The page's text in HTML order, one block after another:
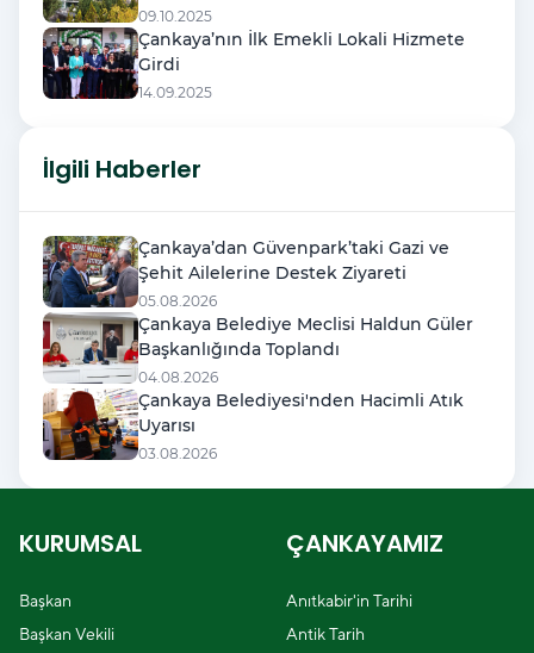
09.10.2025
Çankaya’nın İlk Emekli Lokali Hizmete
Girdi
14.09.2025
İlgili Haberler
Çankaya’dan Güvenpark’taki Gazi ve
Şehit Ailelerine Destek Ziyareti
05.08.2026
Çankaya Belediye Meclisi Haldun Güler
Başkanlığında Toplandı
04.08.2026
Çankaya Belediyesi'nden Hacimli Atık
Uyarısı
03.08.2026
KURUMSAL
Başkan
Başkan Vekili
ÇANKAYAMIZ
Anıtkabir'in Tarihi
Antik Tarih